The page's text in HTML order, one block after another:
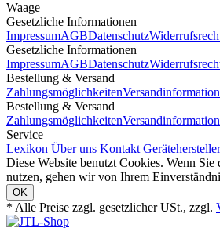
Waage
Gesetzliche Informationen
ImpressumAGBDatenschutz
Gesetzliche Informationen
ImpressumAGBDatenschutz
Bestellung & Versand
Zahlungsmöglichkeiten
Bestellung & Versand
Zahlungsmöglichkeiten
Service
Lexikon Über uns Kontakt Gerätehersteller
Diese Website benutzt Cookies. Wenn Sie
nutzen, gehen wir von Ihrem
OK
* Alle Preise zzgl. gesetzlicher USt., zzgl.